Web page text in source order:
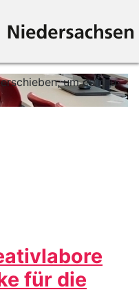
um es neu
für die